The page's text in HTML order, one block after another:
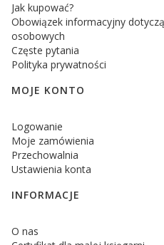
Jak kupować?
Obowiązek informacyjny
osobowych
Częste pytania
Polityka prywatności
MOJE KONTO
Logowanie
Moje zamówienia
Przechowalnia
Ustawienia konta
INFORMACJE
O nas